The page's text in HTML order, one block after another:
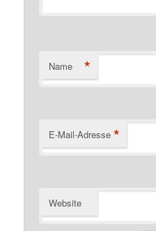
Name *
E-Mail-Adresse *
Website